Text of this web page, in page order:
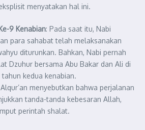
menyatakan hal ini.
9 Kenabian: Pada saat itu, Nabi
para sahabat telah melaksanakan
diturunkan. Bahkan, Nabi pernah
Dzuhur bersama Abu Bakar dan Ali di
tahun kedua kenabian.
menyebutkan bahwa perjalanan
tanda-tanda kebesaran Allah,
perintah shalat.